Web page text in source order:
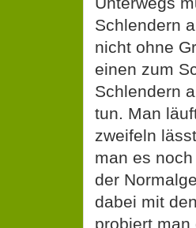
nicht ohne
einen zum
Schlendern
tun. Man
zweifeln
man es
der
dabei mit
probiert
Wir